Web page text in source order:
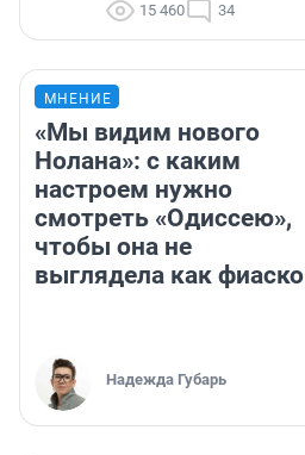
15 460 34
МНЕНИЕ
«Мы видим нового
Нолана»: с каким
настроем нужно
смотреть «Одиссею»,
чтобы она не
выглядела как фиаско
Надежда Губарь